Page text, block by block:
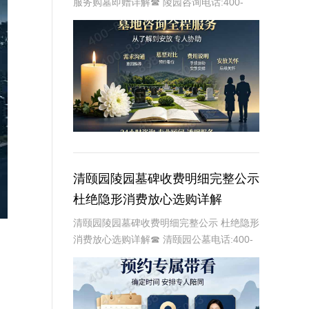
838-5063在现代社会，人们对生命的尊重
和对身后事的安排越来越重视。万佛华侨陵
园作为一家专业的陵园，提供禅意墓碑全
清颐园陵园墓碑收费明细完整公示
杜绝隐形消费放心选购详解
清颐园陵园墓碑收费明细完整公示 杜绝隐形
消费放心选购详解☎ 清颐园公墓电话:400-
838-5063在现代社会，人们对生命的敬畏
和对逝者的缅怀愈发重视。墓碑作为纪念逝
者、寄托哀思的重要载体，其选择与